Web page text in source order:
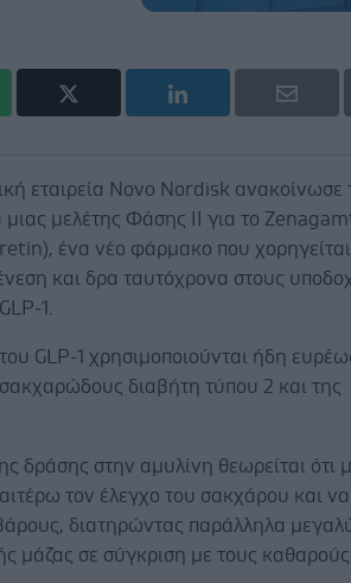
εταιρεία Novo Nordisk ανακοίνωσε
μιας μελέτης Φάσης ΙΙ για το
ένα νέο φάρμακο που
και δρα ταυτόχρονα στους
1.
GLP-1 χρησιμοποιούνται ήδη
διαβήτη τύπου 2 και της
δράσης στην αμυλίνη θεωρείται ότι
τον έλεγχο του σακχάρου και να
διατηρώντας παράλληλα
μάζας σε σύγκριση με τους